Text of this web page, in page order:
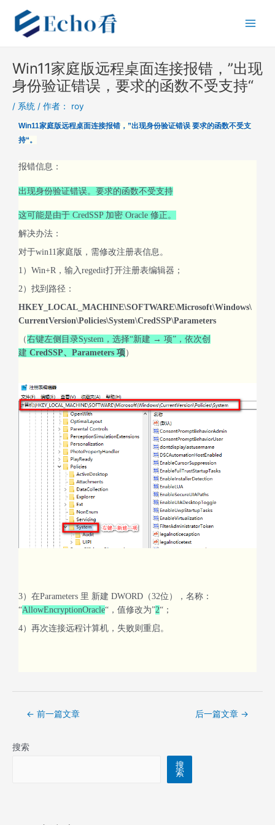
Win11家庭版远程桌面连接报错，”出现
身份验证错误，要求的函数不受支持“
/ 系统 / 作者： roy
Win11家庭版远程桌面连接报错，”出现身份验证错误 要求的函数不受支
持“。
报错信息：
出现身份验证错误。要求的函数不受支持
这可能是由于 CredSSP 加密 Oracle 修正。
解决办法：
对于win11家庭版，需修改注册表信息。
1）Win+R，输入regedit打开注册表编辑器；
2）找到路径：
HKEY_LOCAL_MACHINE\SOFTWARE\Microsoft\Windows\
CurrentVersion\Policies\System\CredSSP\Parameters
（右键左侧目录System，选择“新建 → 项”，依次创
建 CredSSP、Parameters 项 ）
3）在Parameters 里 新建 DWORD（32位），名称：
“AllowEncryptionOracle“，值修改为”2“；
4）再次连接远程计算机，失败则重启。
navigation
← 前一篇文章 后一篇文章 →
搜索
搜
索